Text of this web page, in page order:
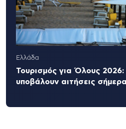
Ελλάδα
Τουρισμός για Όλους
υποβάλουν αιτήσεις σήμερα